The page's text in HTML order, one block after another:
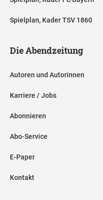
Spielplan, Kader TSV 1860
Die Abendzeitung
Autoren und Autorinnen
Karriere / Jobs
Abonnieren
Abo-Service
E-Paper
Kontakt